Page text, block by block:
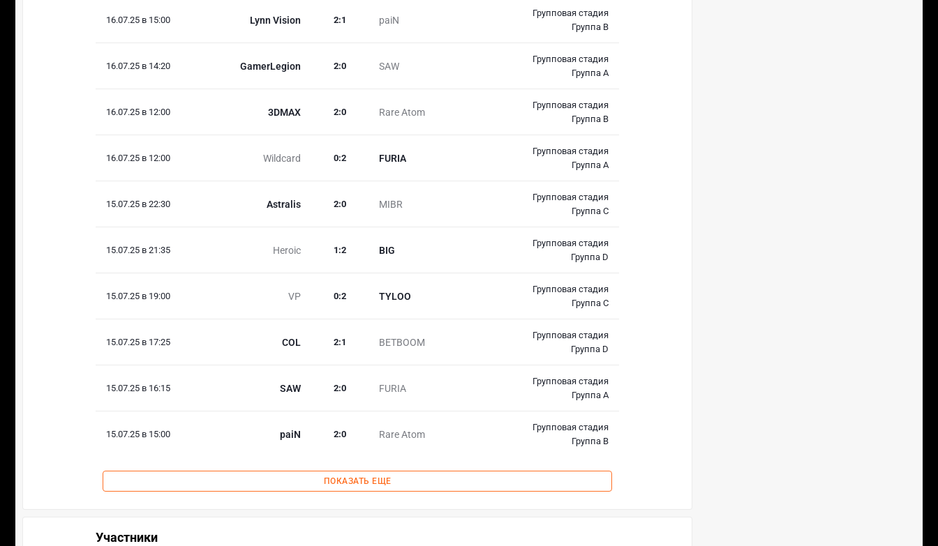
16.07.25 в 15:00 Lynn Vision paiN
2:1
Групповая стадия
Группа B
16.07.25 в 14:20 GamerLegion SAW
2:0
Групповая стадия
Группа A
16.07.25 в 12:00 3DMAX Rare Atom
2:0
Групповая стадия
Группа B
16.07.25 в 12:00 Wildcard FURIA
0:2
Групповая стадия
Группа A
15.07.25 в 22:30 Astralis MIBR
2:0
Групповая стадия
Группа C
15.07.25 в 21:35 Heroic BIG
1 :2
Групповая стадия
Группа D
15.07.25 в 19:00 VP TYLOO
0:2
Групповая стадия
Группа C
15.07.25 в 17:25 COL BETBOOM
2:1
Групповая стадия
Группа D
15.07.25 в 16:15 SAW FURIA
2:0
Групповая стадия
Группа A
15.07.25 в 15:00 paiN Rare Atom
2:0
Групповая стадия
Группа B
ПОКАЗАТЬ ЕЩЕ
Участники